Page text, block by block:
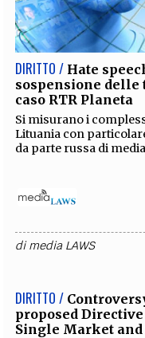
CODICI RUBRICHE LIBRI
DIRITTO / Hate
sospensione
caso RTR Planeta
Si misurano i
Lituania con
da parte russa di
dimedia LAWS
DIRITTO /
proposed
Single Market and